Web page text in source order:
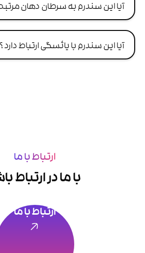
آیا این سندرم به سرطان دهان
آیا این سندرم با یائسگی ارتباط دارد ؟
ارتباط با ما
با ما در ارتباط
ارتباط با ما